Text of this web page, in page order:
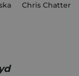
Chris